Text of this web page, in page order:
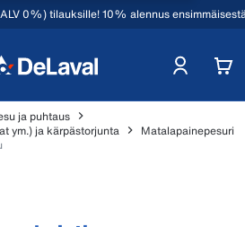
0%) tilauksille! 10% alennus
ja puhtaus
ym.) ja kärpästorjunta
Matalapainepesuri